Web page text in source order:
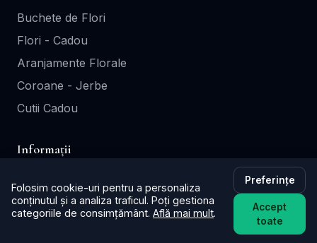
Buchete de Flori
Flori - Cadou
Aranjamente Florale
Coroane - Jerbe
Cutii Cadou
Informații
Termeni și Condiții
Politica de Confidențialitate
Folosim cookie-uri pentru a personaliza
conținutul și a analiza traficul. Poți gestiona
categoriile de consimțământ. Află mai mult.
Preferințe
Accept
toate